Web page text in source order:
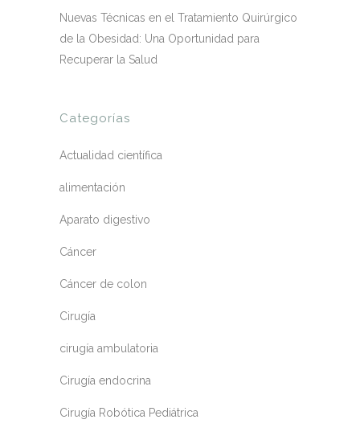
Nuevas Técnicas en el Tratamiento Quirúrgico
de la Obesidad: Una Oportunidad para
Recuperar la Salud
Categorías
Actualidad científica
alimentación
Aparato digestivo
Cáncer
Cáncer de colon
Cirugía
cirugía ambulatoria
Cirugía endocrina
Cirugía Robótica Pediátrica